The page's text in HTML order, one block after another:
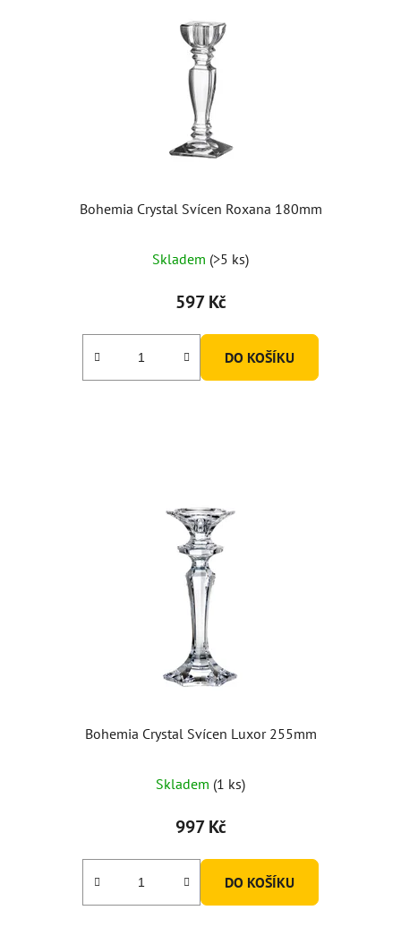
Bohemia Crystal Svícen Roxana 180mm
Skladem (>5 ks)
597 Kč
DO KOŠÍKU
Bohemia Crystal Svícen Luxor 255mm
Skladem (1 ks)
997 Kč
DO KOŠÍKU